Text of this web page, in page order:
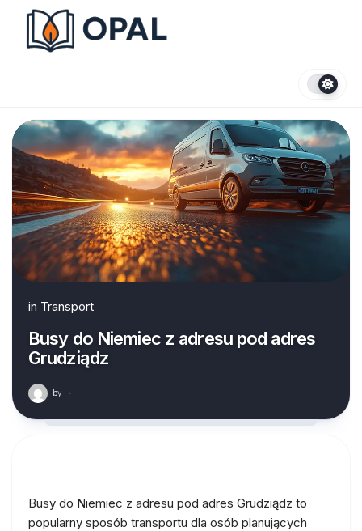
content
in Transport
Busy do Niemiec z adresu pod adres
Grudziądz
by ·
Busy do Niemiec z adresu pod adres Grudziądz to
popularny sposób transportu dla osób planujących